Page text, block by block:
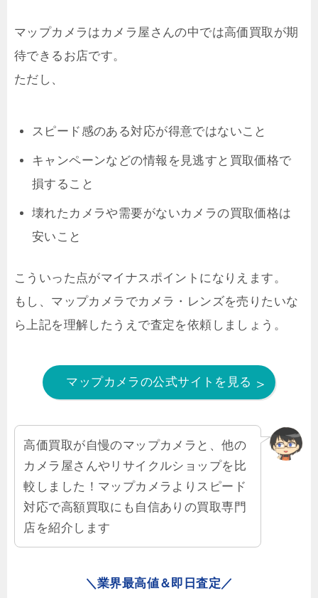
マップカメラはカメラ屋さんの中では高価買取が期
待できるお店です。
ただし、
スピード感のある対応が得意ではないこと
キャンペーンなどの情報を見逃すと買取価格で
損すること
壊れたカメラや需要がないカメラの買取価格は
安いこと
こういった点がマイナスポイントになりえます。
もし、マップカメラでカメラ・レンズを売りたいな
ら上記を理解したうえで査定を依頼しましょう。
マップカメラの公式サイトを見る
高価買取が自慢のマップカメラと、他の
カメラ屋さんやリサイクルショップを比
較しました！マップカメラよりスピード
対応で高額買取にも自信ありの買取専門
店を紹介します
＼業界最高値＆即日査定／